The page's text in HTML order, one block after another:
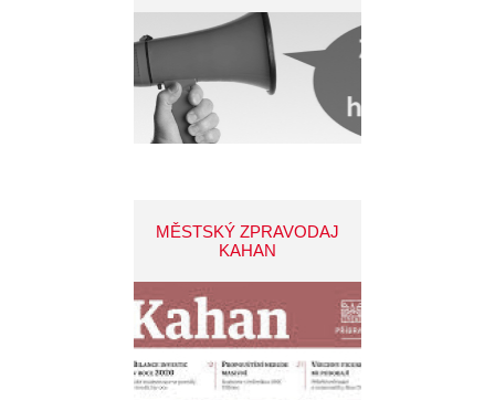
MĚSTSKÝ ZPRAVODAJ
KAHAN